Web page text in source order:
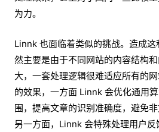
为力。
Linnk 也面临着类似的挑战。造成这
然主要是由于不同网站的内容结构
大，一套处理逻辑很难适应所有的
的效果，一方面 Linnk 会优化通用
围，提高文章的识别准确度，避免非
另一方面，Linnk 会特殊处理用户